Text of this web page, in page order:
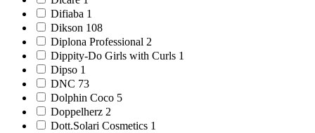
Difiaba 1
Dikson 108
Diplona Professional 2
Dippity-Do Girls with Curls 1
Dipso 1
DNC 73
Dolphin Coco 5
Doppelherz 2
Dott.Solari Cosmetics 1